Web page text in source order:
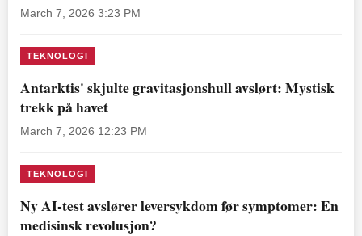
March 7, 2026 3:23 PM
TEKNOLOGI
Antarktis' skjulte gravitasjonshull avslørt: Mystisk
trekk på havet
March 7, 2026 12:23 PM
TEKNOLOGI
Ny AI-test avslører leversykdom før symptomer: En
medisinsk revolusjon?